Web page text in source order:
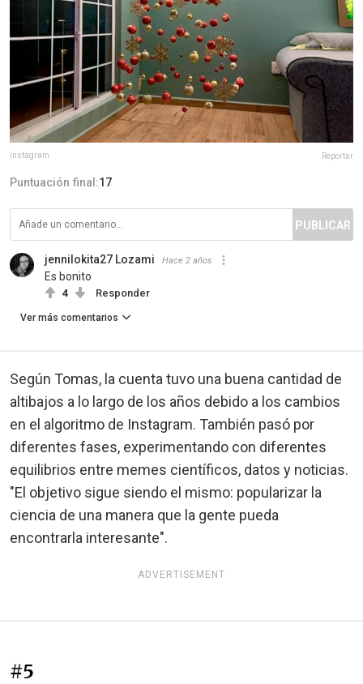
instagram Reportar
Puntuación final:17
PUBLICAR
jennilokita27 Lozami Hace 2 años
Es bonito
4 Responder
Ver más comentarios
Según Tomas, la cuenta tuvo una buena cantidad de
altibajos a lo largo de los años debido a los cambios
en el algoritmo de Instagram. También pasó por
diferentes fases, experimentando con diferentes
equilibrios entre memes científicos, datos y noticias.
"El objetivo sigue siendo el mismo: popularizar la
ciencia de una manera que la gente pueda
encontrarla interesante".
ADVERTISEMENT
#5